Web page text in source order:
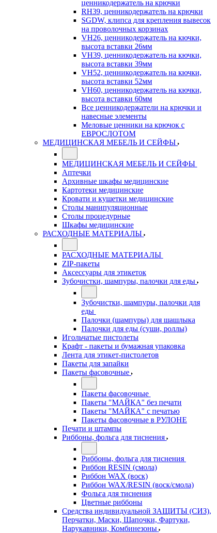
ценникодержатель на крючки
RH39, ценникодержатель на крючки
SGDW, клипса для крепления вывесок
на проволочных корзинах
VH26, ценникодержатель на кючки,
высота вставки 26мм
VH39, ценникодержатель на кючки,
высота вставки 39мм
VH52, ценникодержатель на кючки,
высота вставки 52мм
VH60, ценникодержатель на кючки,
высота вставки 60мм
Все ценникодержатели на крючки и
навесные элементы
Меловые ценники на крючок с
ЕВРОСЛОТОМ
МЕДИЦИНСКАЯ МЕБЕЛЬ И СЕЙФЫ
МЕДИЦИНСКАЯ МЕБЕЛЬ И СЕЙФЫ
Аптечки
Архивные шкафы медицинские
Картотеки медицинские
Кровати и кушетки медицинские
Столы манипуляционные
Столы процедурные
Шкафы медицинские
РАСХОДНЫЕ МАТЕРИАЛЫ
РАСХОДНЫЕ МАТЕРИАЛЫ
ZIP-пакеты
Аксессуары для этикеток
Зубочистки, шампуры, палочки для еды
Зубочистки, шампуры, палочки для
еды
Палочки (шампуры) для шашлыка
Палочки для еды (суши, роллы)
Игольчатые пистолеты
Крафт - пакеты и бумажная упаковка
Лента для этикет-пистолетов
Пакеты для запайки
Пакеты фасовочные
Пакеты фасовочные
Пакеты "МАЙКА" без печати
Пакеты "МАЙКА" с печатью
Пакеты фасовочные в РУЛОНЕ
Печати и штампы
Риббоны, фольга для тиснения
Риббоны, фольга для тиснения
Риббон RESIN (смола)
Риббон WAX (воск)
Риббон WAX/RESIN (воск/смола)
Фольга для тиснения
Цветные риббоны
Средства индивидуальной ЗАЩИТЫ (СИЗ),
Перчатки, Маски, Шапочки, Фартуки,
Нарукавники, Комбинезоны